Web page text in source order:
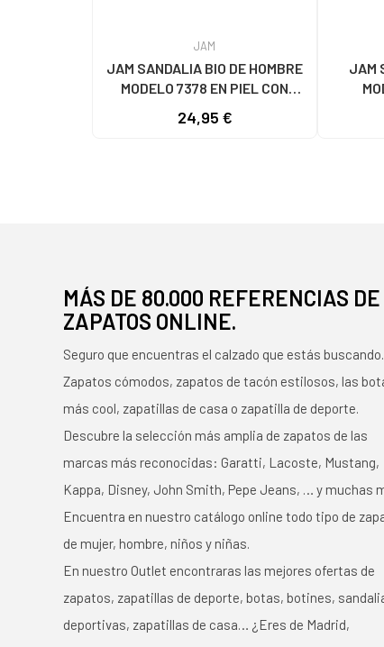
JAM
JAM SANDALIA BIO DE HOMBRE
MODELO 7378 EN PIEL CON
24,95 €
JAM
MÁS DE 80.000 REFERENCIAS DE
ZAPATOS ONLINE.
Seguro que encuentras el calzado que estás buscando.
Zapatos cómodos, zapatos de tacón estilosos, las
más cool, zapatillas de casa o zapatilla de deporte.
Descubre la selección más amplia de zapatos de las
marcas más reconocidas: Garatti, Lacoste, Mustang,
Kappa, Disney, John Smith, Pepe Jeans, … y muchas
Encuentra en nuestro catálogo online todo tipo de
de mujer, hombre, niños y niñas.
En nuestro Outlet encontraras las mejores ofertas de
zapatos, zapatillas de deporte, botas, botines,
deportivas, zapatillas de casa… ¿Eres de Madrid,